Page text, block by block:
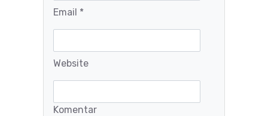
Email *
Website
Komentar